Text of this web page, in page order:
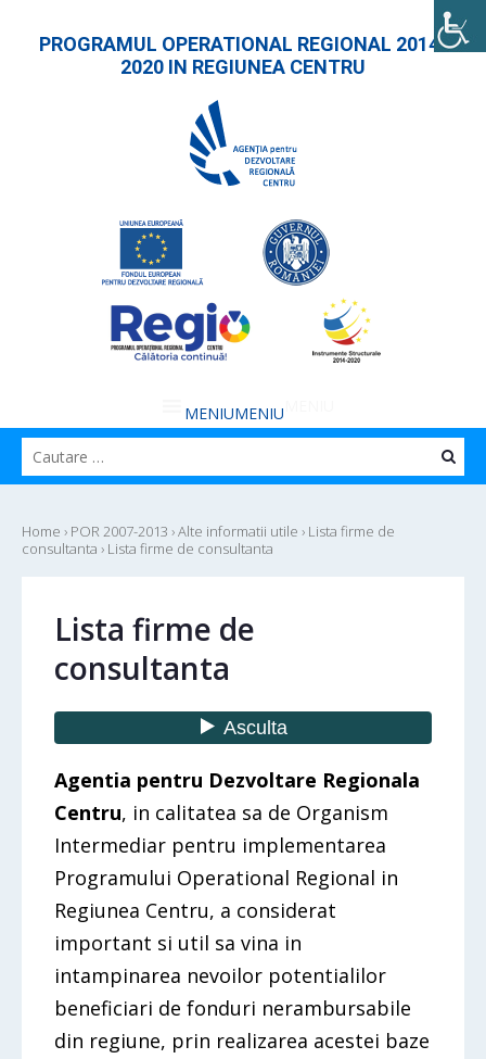
PROGRAMUL OPERATIONAL REGIONAL 2014-
2020 IN REGIUNEA CENTRU
MENIUMENIU
Home › POR 2007-2013 ›Alte informatii utile › Lista firme de
consultanta › Lista firme de consultanta
Lista firme de
consultanta
Agentia pentru Dezvoltare Regionala
Centru, in calitatea sa de Organism
Intermediar pentru implementarea
Programului Operational Regional in
Regiunea Centru, a considerat
important si util sa vina in
intampinarea nevoilor potentialilor
beneficiari de fonduri nerambursabile
din regiune, prin realizarea acestei baze